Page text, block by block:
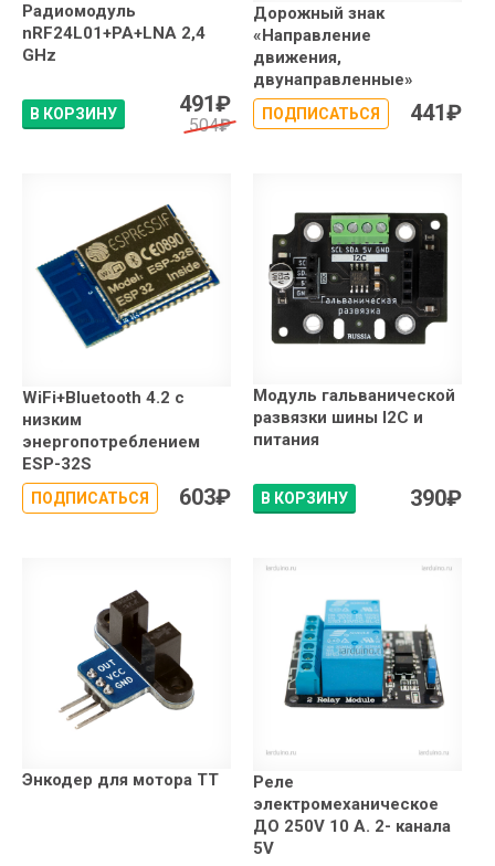
Радиомодуль
nRF24L01+PA+LNA 2,4
GHz
В КОРЗИНУ 491₽
504₽
Дорожный знак
«Направление
движения,
двунаправленные»
ПОДПИСАТЬСЯ 441₽
WiFi+Bluetooth 4.2 с
низким
энергопотреблением
ESP-32S
ПОДПИСАТЬСЯ 603₽
Модуль гальванической
развязки шины I2C и
питания
В КОРЗИНУ 390₽
Энкодер для мотора TT
Реле
электромеханическое
ДО 250V 10 А. 2- канала
5V